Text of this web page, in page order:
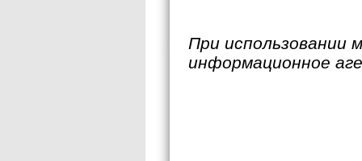
При использовании
информационное